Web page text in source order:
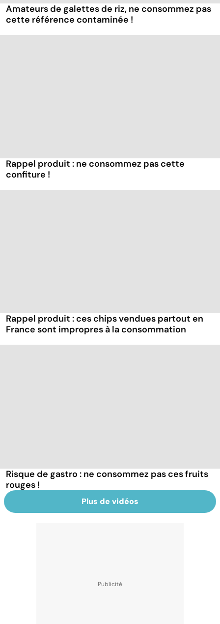
Amateurs de galettes de riz, ne consommez pas
cette référence contaminée !
Rappel produit : ne consommez pas cette
confiture !
Rappel produit : ces chips vendues partout en
France sont impropres à la consommation
Risque de gastro : ne consommez pas ces fruits
rouges !
Plus de vidéos